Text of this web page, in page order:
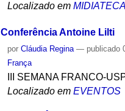
Localizado em MIDIATECA
Conferência Antoine Lilti
porCláudia Regina — publicado
França
III SEMANA FRANCO-
Localizado em EVENTOS